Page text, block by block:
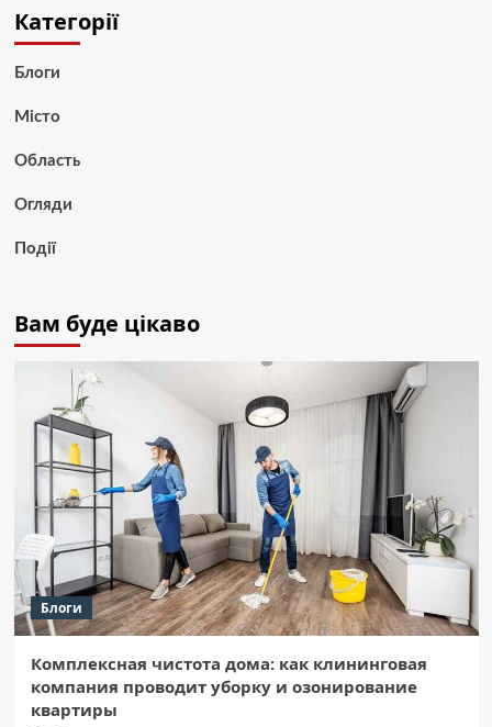
Категорії
Блоги
Місто
Область
Огляди
Події
Вам буде цікаво
Блоги
Комплексная чистота дома: как клининговая
компания проводит уборку и озонирование
квартиры